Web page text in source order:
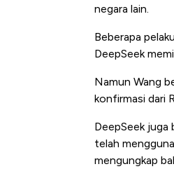
negara lain.
Beberapa
DeepSeek
Namun Wang
konfirmasi dari
DeepSeek
telah
mengungkap